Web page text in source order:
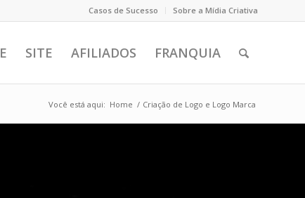
Casos de Sucesso Sobre a Mídia Criativa
SITE AFILIADOS FRANQUIA
Você está aqui: Home / Criação de Logo e Logo Marca